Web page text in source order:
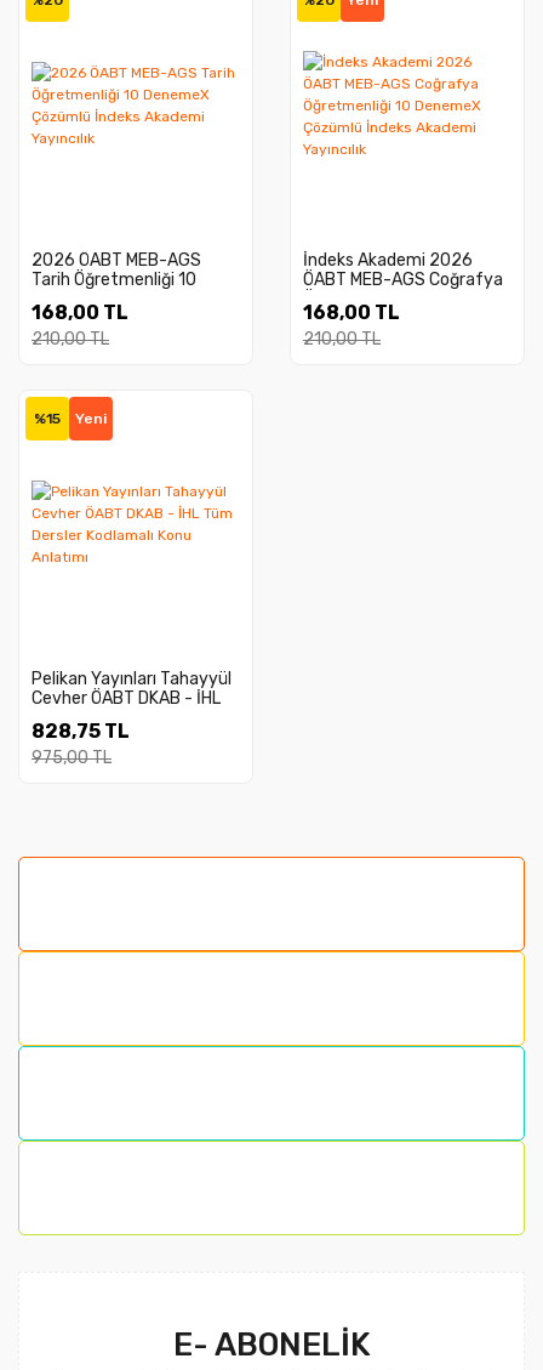
2026 ÖABT MEB-AGS
Tarih Öğretmenliği 10
Akademi Yayıncılık
168,00 TL
210,00 TL
İndeks Akademi 2026
ÖABT MEB-AGS Coğrafya
Çözümlü İndeks Akademi
Yayıncılık
168,00 TL
210,00 TL
%15 Yeni
Pelikan Yayınları Tahayyül
Cevher ÖABT DKAB - İHL
Konu Anlatımı
828,75 TL
975,00 TL
E- ABONELİK